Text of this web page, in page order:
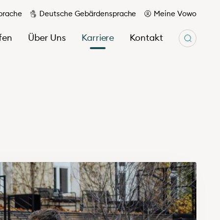
Deutsche Gebärdensprache Meine Vowo
Über Uns Karriere Kontakt